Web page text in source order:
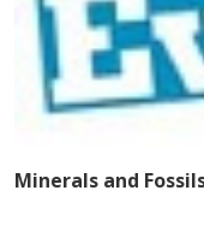
Minerals and